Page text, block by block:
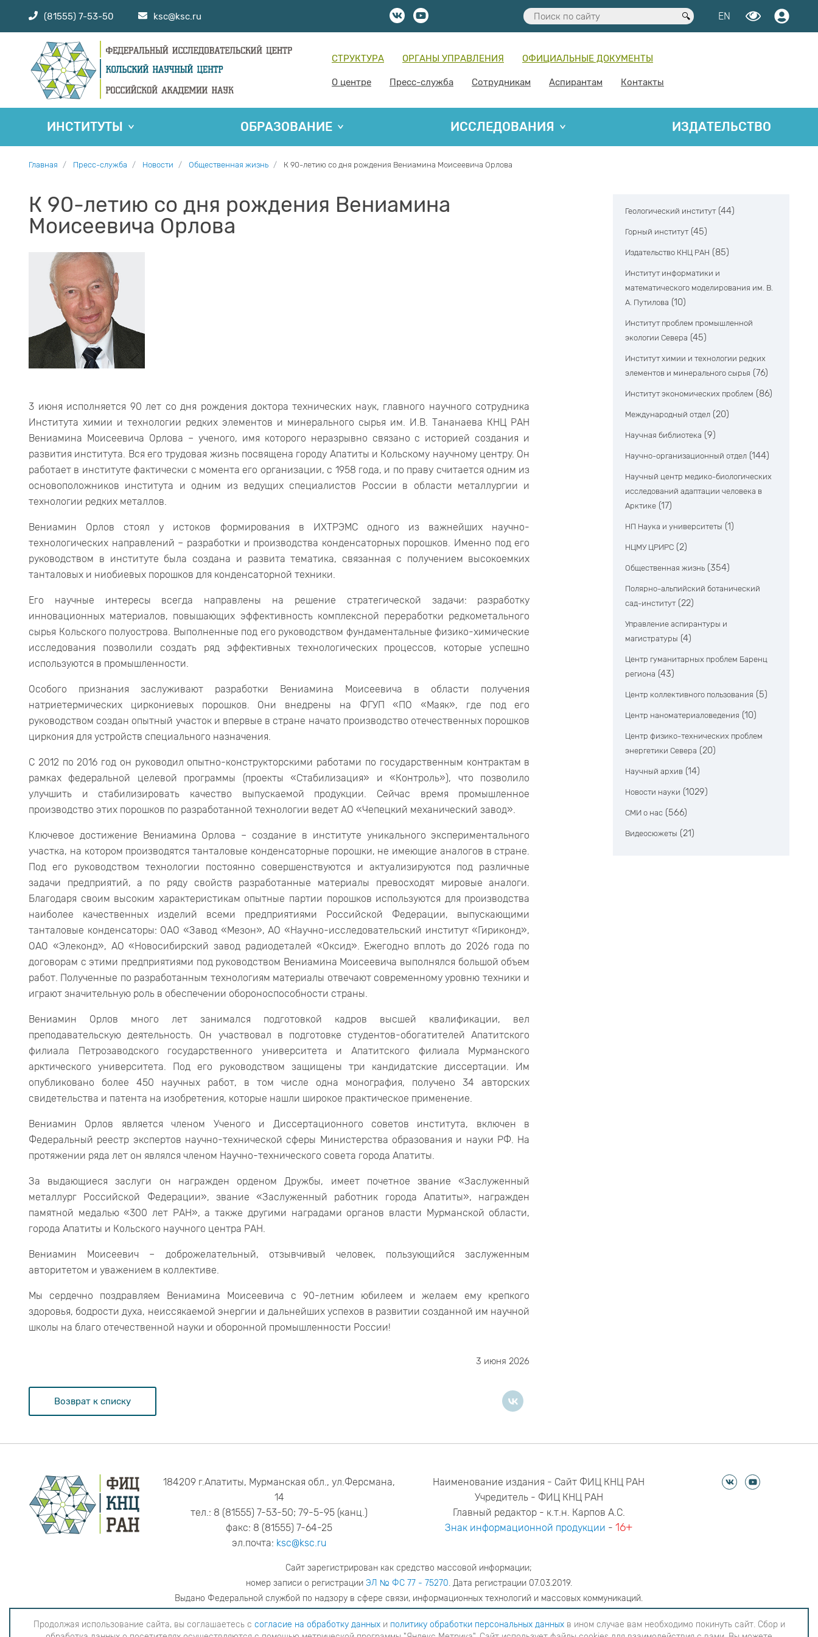
(81555) 7-53-50 ksc@ksc.ru EN
СТРУКТУРА ОРГАНЫ УПРАВЛЕНИЯ ОФИЦИАЛЬНЫЕ ДОКУМЕНТЫ
О центре Пресс-служба Сотрудникам Аспирантам Контакты
ИНСТИТУТЫ ОБРАЗОВАНИЕ ИССЛЕДОВАНИЯ ИЗДАТЕЛЬСТВО
Главная Пресс-служба Новости Общественная жизнь К 90-летию со дня рождения Вениамина Моисеевича Орлова
К 90-летию со дня рождения Вениамина
Моисеевича Орлова
3 июня исполняется 90 лет со дня рождения доктора технических наук, главного научного сотрудника
Института химии и технологии редких элементов и минерального сырья им. И.В. Тананаева КНЦ РАН
Вениамина Моисеевича Орлова – ученого, имя которого неразрывно связано с историей создания и
развития института. Вся его трудовая жизнь посвящена городу Апатиты и Кольскому научному центру. Он
работает в институте фактически с момента его организации, с 1958 года, и по праву считается одним из
основоположников института и одним из ведущих специалистов России в области металлургии и
технологии редких металлов.
Вениамин Орлов стоял у истоков формирования в ИХТРЭМС одного из важнейших научно-
технологических направлений – разработки и производства конденсаторных порошков. Именно под его
руководством в институте была создана и развита тематика, связанная с получением высокоемких
танталовых и ниобиевых порошков для конденсаторной техники.
Его научные интересы всегда направлены на решение стратегической задачи: разработку
инновационных материалов, повышающих эффективность комплексной переработки редкометального
сырья Кольского полуострова. Выполненные под его руководством фундаментальные физико-химические
исследования позволили создать ряд эффективных технологических процессов, которые успешно
используются в промышленности.
Особого признания заслуживают разработки Вениамина Моисеевича в области получения
натриетермических циркониевых порошков. Они внедрены на ФГУП «ПО «Маяк», где под его
руководством создан опытный участок и впервые в стране начато производство отечественных порошков
циркония для устройств специального назначения.
С 2012 по 2016 год он руководил опытно-конструкторскими работами по государственным контрактам в
рамках федеральной целевой программы (проекты «Стабилизация» и «Контроль»), что позволило
улучшить и стабилизировать качество выпускаемой продукции. Сейчас время промышленное
производство этих порошков по разработанной технологии ведет АО «Чепецкий механический завод».
Ключевое достижение Вениамина Орлова – создание в институте уникального экспериментального
участка, на котором производятся танталовые конденсаторные порошки, не имеющие аналогов в стране.
Под его руководством технологии постоянно совершенствуются и актуализируются под различные
задачи предприятий, а по ряду свойств разработанные материалы превосходят мировые аналоги.
Благодаря своим высоким характеристикам опытные партии порошков используются для производства
наиболее качественных изделий всеми предприятиями Российской Федерации, выпускающими
танталовые конденсаторы: ОАО «Завод «Мезон», АО «Научно-исследовательский институт «Гириконд»,
ОАО «Элеконд», АО «Новосибирский завод радиодеталей «Оксид». Ежегодно вплоть до 2026 года по
договорам с этими предприятиями под руководством Вениамина Моисеевича выполнялся большой объем
работ. Полученные по разработанным технологиям материалы отвечают современному уровню техники и
играют значительную роль в обеспечении обороноспособности страны.
Вениамин Орлов много лет занимался подготовкой кадров высшей квалификации, вел
преподавательскую деятельность. Он участвовал в подготовке студентов-обогатителей Апатитского
филиала Петрозаводского государственного университета и Апатитского филиала Мурманского
арктического университета. Под его руководством защищены три кандидатские диссертации. Им
опубликовано более 450 научных работ, в том числе одна монография, получено 34 авторских
свидетельства и патента на изобретения, которые нашли широкое практическое применение.
Вениамин Орлов является членом Ученого и Диссертационного советов института, включен в
Федеральный реестр экспертов научно-технической сферы Министерства образования и науки РФ. На
протяжении ряда лет он являлся членом Научно-технического совета города Апатиты.
За выдающиеся заслуги он награжден орденом Дружбы, имеет почетное звание «Заслуженный
металлург Российской Федерации», звание «Заслуженный работник города Апатиты», награжден
памятной медалью «300 лет РАН», а также другими наградами органов власти Мурманской области,
города Апатиты и Кольского научного центра РАН.
Вениамин Моисеевич – доброжелательный, отзывчивый человек, пользующийся заслуженным
авторитетом и уважением в коллективе.
Мы сердечно поздравляем Вениамина Моисеевича с 90-летним юбилеем и желаем ему крепкого
здоровья, бодрости духа, неиссякаемой энергии и дальнейших успехов в развитии созданной им научной
школы на благо отечественной науки и оборонной промышленности России!
3 июня 2026
Возврат к списку
Геологический институт (44)
Горный институт (45)
Издательство КНЦ РАН (85)
Институт информатики и
математического моделирования им. В.
А. Путилова (10)
Институт проблем промышленной
экологии Севера (45)
Институт химии и технологии редких
элементов и минерального сырья (76)
Институт экономических проблем (86)
Международный отдел (20)
Научная библиотека (9)
Научно-организационный отдел (144)
Научный центр медико-биологических
исследований адаптации человека в
Арктике (17)
НП Наука и университеты (1)
НЦМУ ЦРИРС (2)
Общественная жизнь (354)
Полярно-альпийский ботанический
сад-институт (22)
Управление аспирантуры и
магистратуры (4)
Центр гуманитарных проблем Баренц
региона (43)
Центр коллективного пользования (5)
Центр наноматериаловедения (10)
Центр физико-технических проблем
энергетики Севера (20)
Научный архив (14)
Новости науки (1029)
СМИ о нас (566)
Видеосюжеты (21)
184209 г.Апатиты, Мурманская обл., ул.Ферсмана,
14
тел.: 8 (81555) 7-53-50; 79-5-95 (канц.)
факс: 8 (81555) 7-64-25
эл.почта: ksc@ksc.ru
Наименование издания - Сайт ФИЦ КНЦ РАН
Учредитель - ФИЦ КНЦ РАН
Главный редактор - к.т.н. Карпов А.С.
Знак информационной продукции -16+
Сайт зарегистрирован как средство массовой информации;
номер записи о регистрации ЭЛ № ФС 77 - 75270. Дата регистрации 07.03.2019.
Выдано Федеральной службой по надзору в сфере связи, информационных технологий и массовых коммуникаций.
адрес редакцииya.stogova@ksc.ru телефон редакции81555-79-516
Продолжая использование сайта, вы соглашаетесь с согласие на обработку данныхи политику обработки персональных данныхв ином случае вам необходимо покинуть сайт. Сбор и